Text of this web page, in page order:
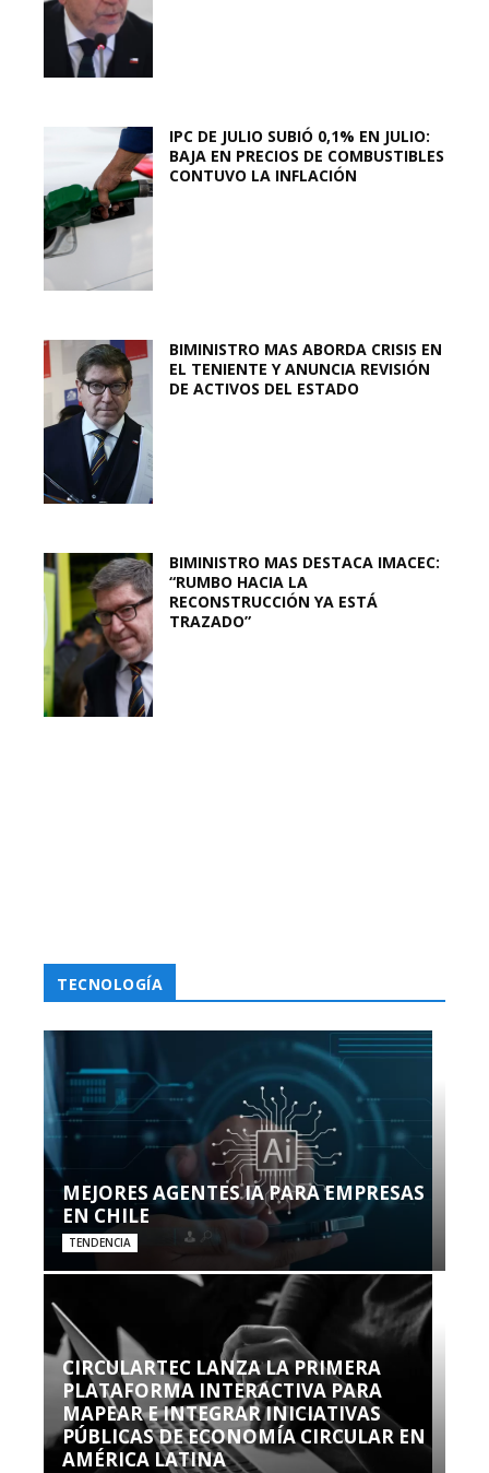
IPC DE JULIO SUBIÓ 0,1% EN JULIO:
BAJA EN PRECIOS DE COMBUSTIBLES
CONTUVO LA INFLACIÓN
BIMINISTRO MAS ABORDA CRISIS EN
EL TENIENTE Y ANUNCIA REVISIÓN
DE ACTIVOS DEL ESTADO
BIMINISTRO MAS DESTACA IMACEC:
“RUMBO HACIA LA
RECONSTRUCCIÓN YA ESTÁ
TRAZADO”
TECNOLOGÍA
MEJORES AGENTES IA PARA EMPRESAS
EN CHILE
TENDENCIA
CIRCULARTEC LANZA LA PRIMERA
PLATAFORMA INTERACTIVA PARA
MAPEAR E INTEGRAR INICIATIVAS
PÚBLICAS DE ECONOMÍA CIRCULAR EN
AMÉRICA LATINA